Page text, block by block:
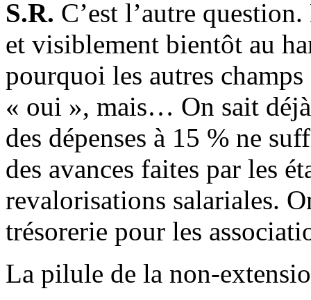
S.R. C’est l’autre
et visiblement bientôt au
pourquoi les autres
« oui », mais… On sait
des dépenses à 15 % ne
des avances faites par les
revalorisations salariales.
trésorerie pour les
La pilule de la non-